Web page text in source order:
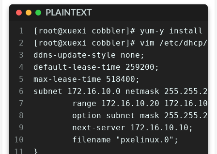
PLAINTEXT
1
2
3
4
5
6
7
8
9
10
11
[root@xuexi cobbler]# yum-y install
[root@xuexi cobbler]# vim /etc/dhcp/
ddns-update-style none;
default-lease-time 259200;
max-lease-time 518400;
subnet 172.16.10.0 netmask
range 172.16.10.20
option subnet-mask
next-server 172.16.10.10;
filename "pxelinux.0";
}